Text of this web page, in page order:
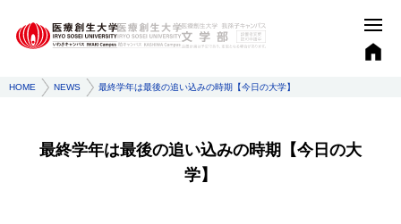
HOME NEWS 最終学年は最後の追い込みの時期【今日の大学】
最終学年は最後の追い込みの時期【今日の大
学】